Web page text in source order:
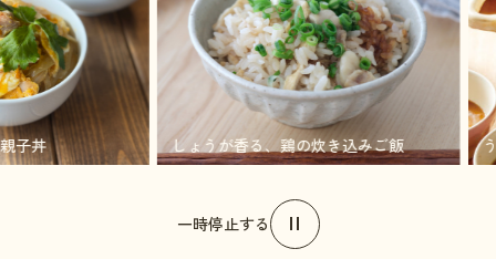
ろ親子丼 しょうが香る、鶏の炊き込みご飯
一時停止する